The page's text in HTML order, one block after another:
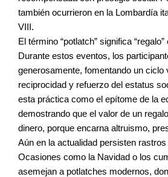
también ocurrieron en la Lombardía
VIII.
El término “potlatch” significa
Durante estos eventos, los
generosamente, fomentando un ciclo
reciprocidad y refuerzo del estatus
esta práctica como el epítome de la
demostrando que el valor de un
dinero, porque encarna altruismo,
Aún en la actualidad persisten
Ocasiones como la Navidad o los
asemejan a potlatches modernos,